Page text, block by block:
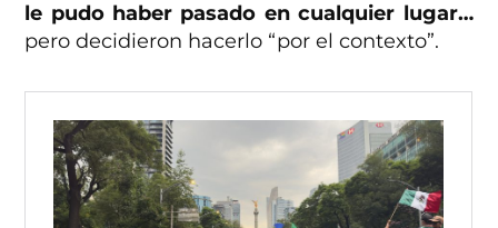
le pudo haber pasado en cualquier lugar…
pero decidieron hacerlo “por el contexto”.